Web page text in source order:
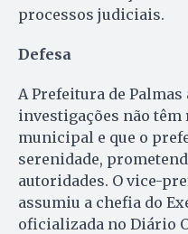
processos judiciais.
Defesa
A Prefeitura de
investigações não têm
municipal e que o
serenidade,
autoridades. O vice-
assumiu a chefia do
oficializada no Diário